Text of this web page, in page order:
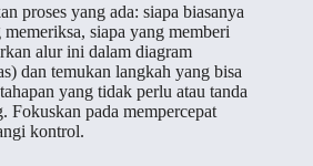
proses yang ada: siapa biasanya
siapa yang memberi
alur ini dalam diagram
dan temukan langkah yang bisa
yang tidak perlu atau tanda
Fokuskan pada mempercepat
kontrol.